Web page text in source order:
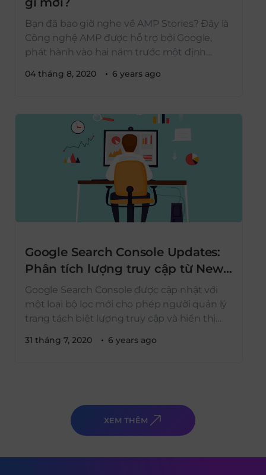
04 tháng 8, 2020 6 years ago
Bạn đã bao giờ nghe về AMP Stories? Đây là
Công nghệ AMP được hỗ trợ bởi Google,
phát hành vào hai năm trước một định
nay đổi tên thành Web Stories. Vậy cụ thể
31 tháng 7, 2020 6 years ago
Google Search Console Updates:
Phân tích lượng truy cập từ News
tab
Google Search Console được cập nhật với
một loại bộ lọc mới cho phép người quản lý
trang tách biệt lượng truy cập và hiển thị
lọc tìm kiếm khác trong Search Console, bộ
XEM THÊM